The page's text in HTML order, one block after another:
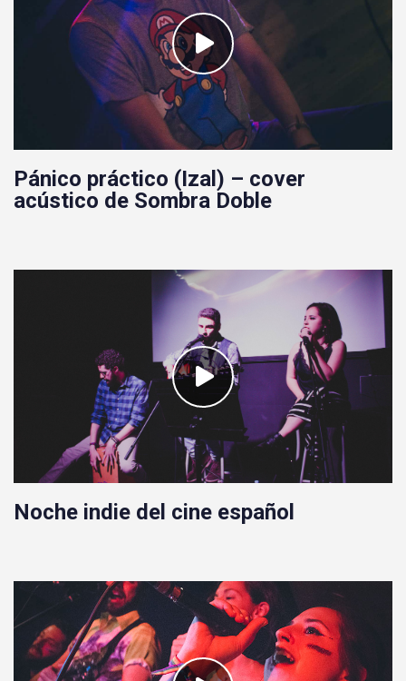
Pánico práctico (Izal) – cover
acústico de Sombra Doble
Noche indie del cine español